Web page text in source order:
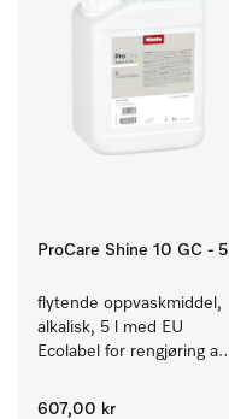
ProCare Shine 10 GC - 5 l
flytende oppvaskmiddel,
alkalisk, 5 l med EU
Ecolabel for rengjøring av
bestikk og glass.
607,00 kr